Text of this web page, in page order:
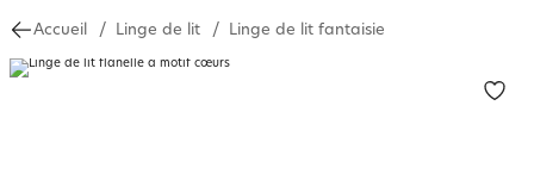
Accueil Linge de lit Linge de lit fantaisie